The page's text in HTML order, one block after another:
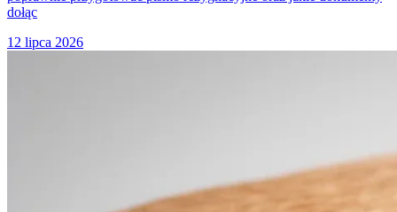
dołąc
12 lipca 2026